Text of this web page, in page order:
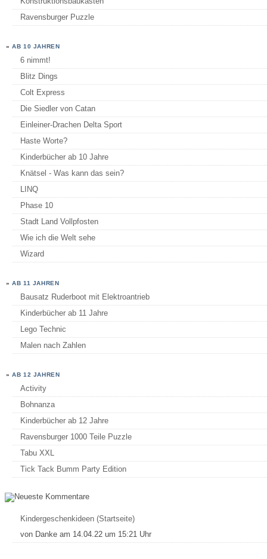
Ravensburger Puzzle
»AB 10 JAHREN
6 nimmt!
Blitz Dings
Colt Express
Die Siedler von Catan
Einleiner-Drachen Delta Sport
Haste Worte?
Kinderbücher ab 10 Jahre
Knätsel - Was kann das sein?
LINQ
Phase 10
Stadt Land Vollpfosten
Wie ich die Welt sehe
Wizard
»AB 11 JAHREN
Bausatz Ruderboot mit Elektroantrieb
Kinderbücher ab 11 Jahre
Lego Technic
Malen nach Zahlen
»AB 12 JAHREN
Activity
Bohnanza
Kinderbücher ab 12 Jahre
Ravensburger 1000 Teile Puzzle
Tabu XXL
Tick Tack Bumm Party Edition
Kindergeschenkideen (Startseite)
von Danke am 14.04.22 um 15:21 Uhr